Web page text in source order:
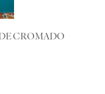
CROMADO